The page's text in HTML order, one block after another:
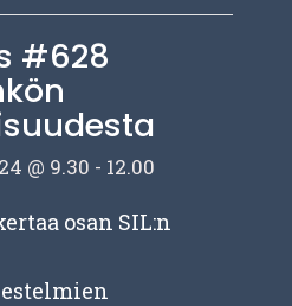
#628
@ 9.30 - 12.00
osan SIL:n